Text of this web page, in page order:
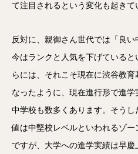
て注目されるという変化も起きて
反対に、親御さん世代では「良
今はランクと人気を下げている
らには、それこそ現在に渋谷教
なったように、現在進行形で進
中学校も数多くあります。そう
値は中堅校レベルといわれるゾ
ですが、大学への進学実績は早